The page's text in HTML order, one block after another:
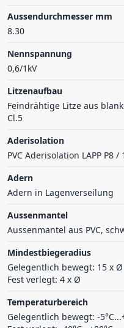
Aussendurchmesser mm
8.30
Nennspannung
0,6/1kV
Litzenaufbau
Feindrähtige Litze aus
Cl.5
Aderisolation
PVC Aderisolation LAPP P8 / 1
Adern
Adern in Lagenverseilung
Aussenmantel
Aussenmantel aus PVC,
Mindestbiegeradius
Gelegentlich bewegt: 15 x Ø
Fest verlegt: 4 x Ø
Temperaturbereich
Gelegentlich bewegt: -